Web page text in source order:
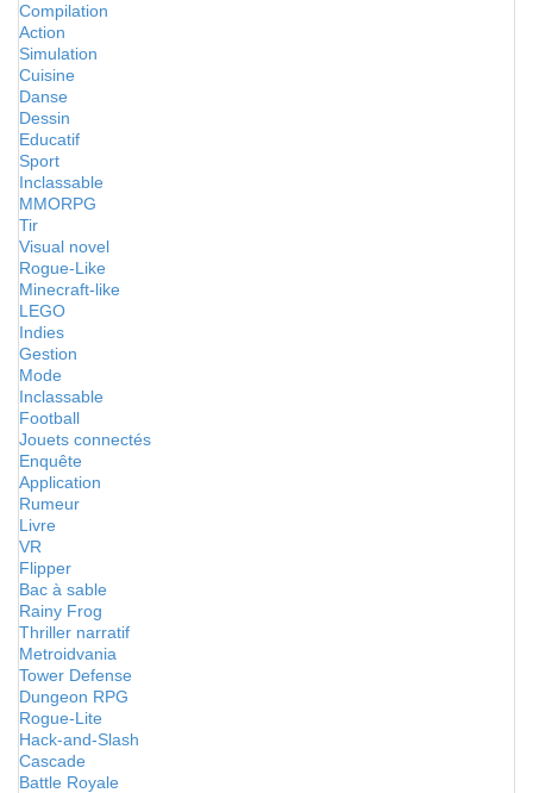
Compilation
Action
Simulation
Cuisine
Danse
Dessin
Educatif
Sport
Inclassable
MMORPG
Tir
Visual novel
Rogue-Like
Minecraft-like
LEGO
Indies
Gestion
Mode
Inclassable
Football
Jouets connectés
Enquête
Application
Rumeur
Livre
VR
Flipper
Bac à sable
Rainy Frog
Thriller narratif
Metroidvania
Tower Defense
Dungeon RPG
Rogue-Lite
Hack-and-Slash
Cascade
Battle Royale